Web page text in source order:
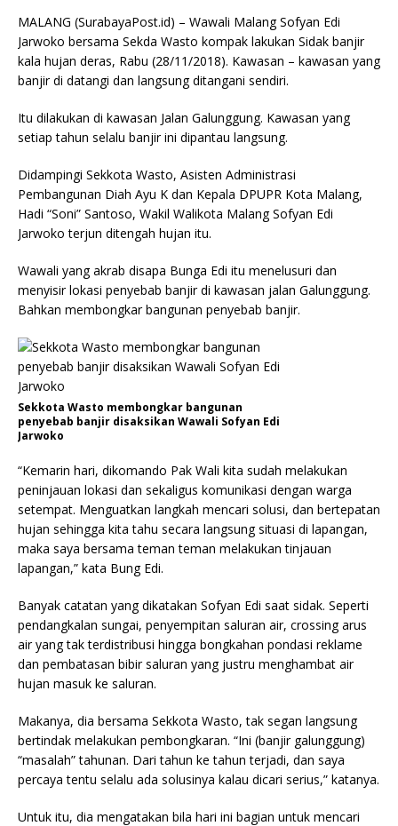
MALANG (SurabayaPost.id) – Wawali Malang Sofyan Edi
Jarwoko bersama Sekda Wasto kompak lakukan Sidak banjir
kala hujan deras, Rabu (28/11/2018). Kawasan – kawasan yang
banjir di datangi dan langsung ditangani sendiri.
Itu dilakukan di kawasan Jalan Galunggung. Kawasan yang
setiap tahun selalu banjir ini dipantau langsung.
Didampingi Sekkota Wasto, Asisten Administrasi
Pembangunan Diah Ayu K dan Kepala DPUPR Kota Malang,
Hadi “Soni” Santoso, Wakil Walikota Malang Sofyan Edi
Jarwoko terjun ditengah hujan itu.
Wawali yang akrab disapa Bunga Edi itu menelusuri dan
menyisir lokasi penyebab banjir di kawasan jalan Galunggung.
Bahkan membongkar bangunan penyebab banjir.
Sekkota Wasto membongkar bangunan
penyebab banjir disaksikan Wawali Sofyan Edi
Jarwoko
“Kemarin hari, dikomando Pak Wali kita sudah melakukan
peninjauan lokasi dan sekaligus komunikasi dengan warga
setempat. Menguatkan langkah mencari solusi, dan bertepatan
hujan sehingga kita tahu secara langsung situasi di lapangan,
maka saya bersama teman teman melakukan tinjauan
lapangan,” kata Bung Edi.
Banyak catatan yang dikatakan Sofyan Edi saat sidak. Seperti
pendangkalan sungai, penyempitan saluran air, crossing arus
air yang tak terdistribusi hingga bongkahan pondasi reklame
dan pembatasan bibir saluran yang justru menghambat air
hujan masuk ke saluran.
Makanya, dia bersama Sekkota Wasto, tak segan langsung
bertindak melakukan pembongkaran. “Ini (banjir galunggung)
“masalah” tahunan. Dari tahun ke tahun terjadi, dan saya
percaya tentu selalu ada solusinya kalau dicari serius,” katanya.
Untuk itu, dia mengatakan bila hari ini bagian untuk mencari